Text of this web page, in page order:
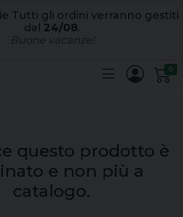
Tutti gli ordini verranno gestiti
dal 24/08.
0
questo prodotto è
e non più a
catalogo.